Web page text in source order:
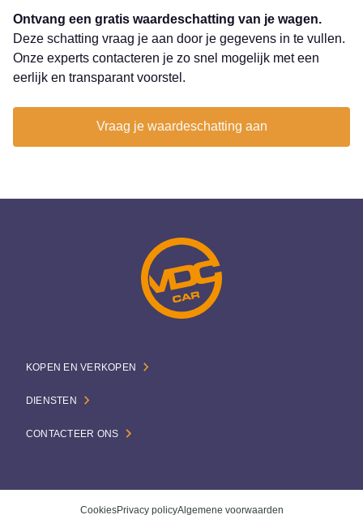
Ontvang een gratis waardeschatting van je wagen.
Deze schatting vraag je aan door je gegevens in te vullen.
Onze experts contacteren je zo snel mogelijk met een
eerlijk en transparant voorstel.
Vraag je waardeschatting aan
KOPEN EN VERKOPEN
DIENSTEN
CONTACTEER ONS
CookiesPrivacy policyAlgemene voorwaarden